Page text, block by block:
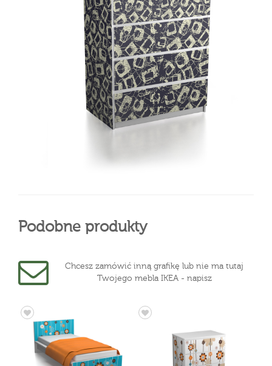
Podobne produkty
Chcesz zamówić inną grafikę lub nie ma tutaj
Twojego mebla IKEA - napisz